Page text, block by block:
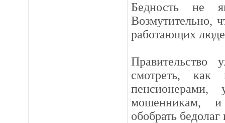
Бедность не
Возмутительно,
работающих
смотреть, как
мошенникам,
обобрать